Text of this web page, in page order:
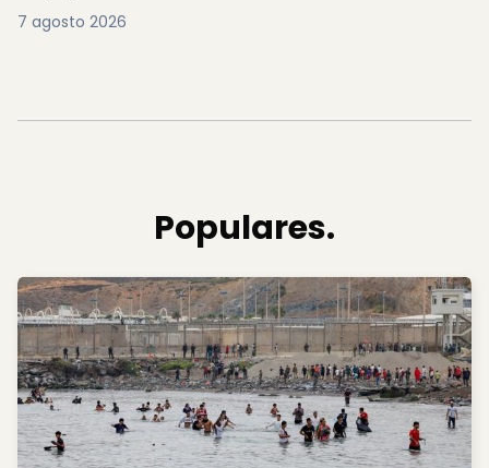
7 agosto 2026
Populares.